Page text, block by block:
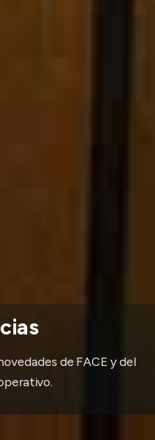
de FACE y del